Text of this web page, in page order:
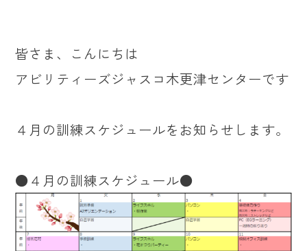
皆さま、こんにちは
アビリティーズジャスコ木更津センターです
４月の訓練スケジュールをお知らせします。
●４月の訓練スケジュール●